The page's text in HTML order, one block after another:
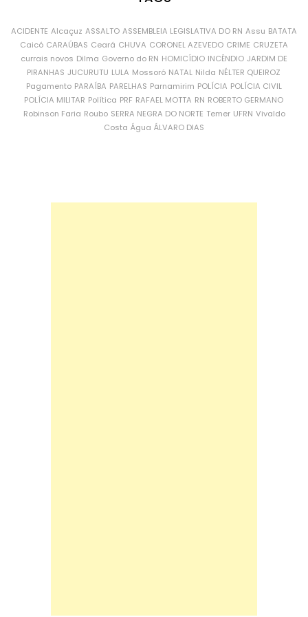
ACIDENTE Alcaçuz ASSALTO ASSEMBLEIA LEGISLATIVA DO RN Assu BATATA
Caicó CARAÚBAS Ceará CHUVA CORONEL AZEVEDO CRIME CRUZETA
currais novos Dilma Governo do RN HOMICÍDIO INCÊNDIO JARDIM DE
PIRANHAS JUCURUTU LULA Mossoró NATAL Nilda NÉLTER QUEIROZ
Pagamento PARAÍBA PARELHAS Parnamirim POLÍCIA POLÍCIA CIVIL
POLÍCIA MILITAR Política PRF RAFAEL MOTTA RN ROBERTO GERMANO
Robinson Faria Roubo SERRA NEGRA DO NORTE Temer UFRN Vivaldo
Costa Água ÁLVARO DIAS